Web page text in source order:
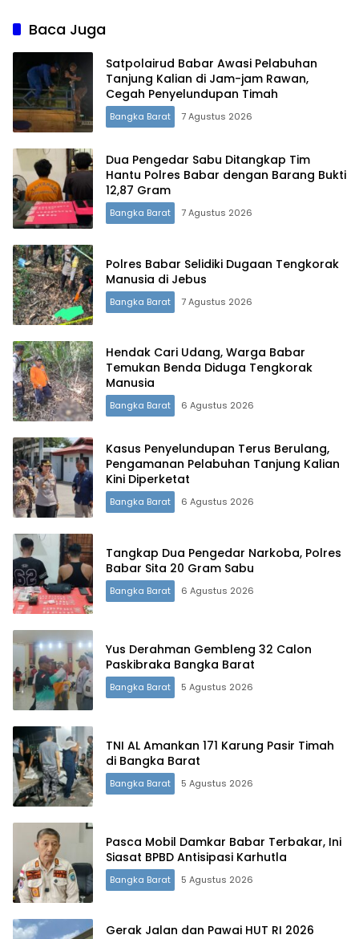
Terdepan Menyorot Fakta.
Baca Juga
Satpolairud Babar Awasi Pelabuhan
Tanjung Kalian di Jam-jam Rawan,
Cegah Penyelundupan Timah
Bangka Barat 7 Agustus 2026
Dua Pengedar Sabu Ditangkap Tim
Hantu Polres Babar dengan Barang Bukti
12,87 Gram
Bangka Barat 7 Agustus 2026
Polres Babar Selidiki Dugaan Tengkorak
Manusia di Jebus
Bangka Barat 7 Agustus 2026
Hendak Cari Udang, Warga Babar
Temukan Benda Diduga Tengkorak
Manusia
Bangka Barat 6 Agustus 2026
Kasus Penyelundupan Terus Berulang,
Pengamanan Pelabuhan Tanjung Kalian
Kini Diperketat
Bangka Barat 6 Agustus 2026
Tangkap Dua Pengedar Narkoba, Polres
Babar Sita 20 Gram Sabu
Bangka Barat 6 Agustus 2026
Yus Derahman Gembleng 32 Calon
Paskibraka Bangka Barat
Bangka Barat 5 Agustus 2026
TNI AL Amankan 171 Karung Pasir Timah
di Bangka Barat
Bangka Barat 5 Agustus 2026
Pasca Mobil Damkar Babar Terbakar, Ini
Siasat BPBD Antisipasi Karhutla
Bangka Barat 5 Agustus 2026
Gerak Jalan dan Pawai HUT RI 2026